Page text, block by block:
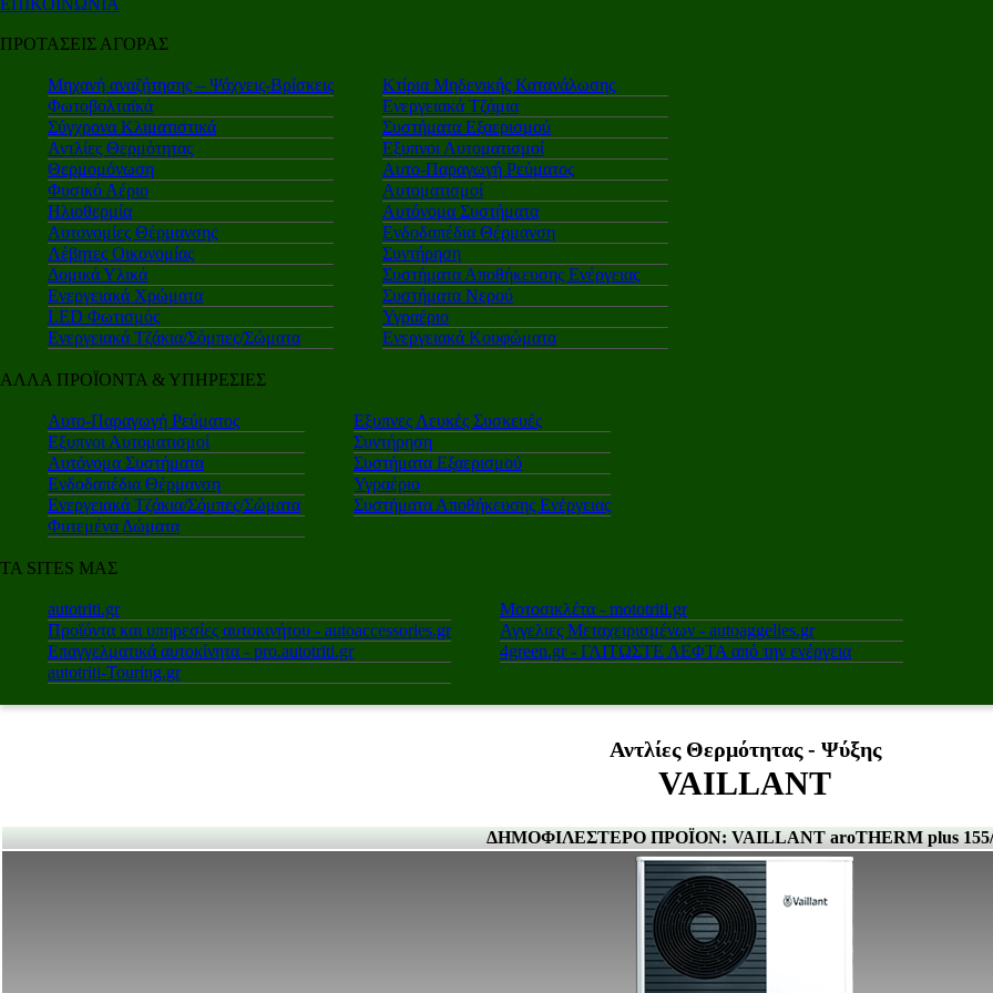
ΕΠΙΚΟΙΝΩΝΙΑ
ΠΡΟΤΑΣΕΙΣ ΑΓΟΡΑΣ
Μηχανή αναζήτησης – Ψάχνεις-Βρίσκεις
Φωτοβολταϊκά
Σύγχρονα Κλιματιστικά
Αντλίες Θερμότητας
Θερμομόνωση
Φυσικό Αέριο
Ηλιοθερμία
Αυτονομίες Θέρμανσης
Λέβητες Οικονομίας
Δομικά Υλικά
Ενεργειακά Χρώματα
LED Φωτισμός
Ενεργειακά Τζάκια/Σόμπες/Σώματα
Κτίρια Μηδενικής Κατανάλωσης
Ενεργειακά Τζάμια
Συστήματα Εξαερισμού
Εξυπνοι Αυτοματισμοί
Αυτο-Παραγωγή Ρεύματος
Αυτοματισμοί
Αυτόνομα Συστήματα
Ενδοδαπέδια Θέρμανση
Συντήρηση
Συστήματα Αποθήκευσης Ενέργειας
Συστήματα Νερού
Υγραέριο
Ενεργειακά Κουφώματα
ΑΛΛΑ ΠΡΟΪΟΝΤΑ & ΥΠΗΡΕΣΙΕΣ
Αυτο-Παραγωγή Ρεύματος
Εξυπνοι Αυτοματισμοί
Αυτόνομα Συστήματα
Ενδοδαπέδια Θέρμανση
Ενεργειακά Τζάκια/Σόμπες/Σώματα
Φυτεμένα Δώματα
Εξυπνες Λευκές Συσκευές
Συντήρηση
Συστήματα Εξαερισμού
Υγραέριο
Συστήματα Αποθήκευσης Ενέργειας
ΤΑ SITES ΜΑΣ
autotriti.gr
Προϊόντα και υπηρεσίες αυτοκινήτου - autoaccessories.gr
Επαγγελματικά αυτοκίνητα - pro.autotriti.gr
autotriti-Touring.gr
Μοτοσικλέτα - mototriti.gr
Αγγελιες Μεταχειρισμένων - autoaggelies.gr
4green.gr - ΓΛΙΤΩΣΤΕ ΛΕΦΤΑ από την ενέργεια
Αντλίες Θερμότητας - Ψύξης
VAILLANT
ΔΗΜΟΦΙΛΕΣΤΕΡΟ ΠΡΟΪΟΝ: VAILLANT aroTHERM plus